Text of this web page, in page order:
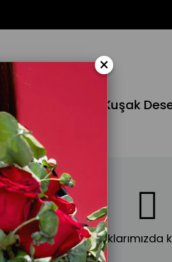
Haki Ayarlanabilir Kuşak
Ürün stoklarımızda
×